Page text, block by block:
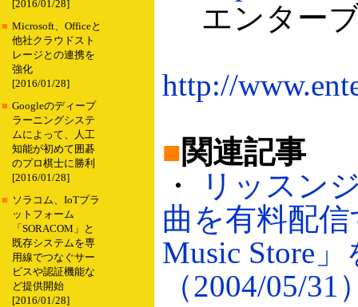
[2016/01/28]
■ Microsoft、Officeと
他社クラウドスト
レージとの連携を
強化
[2016/01/28]
■ Googleのディープ
ラーニングシステ
ムによって、人工
知能が初めて囲碁
のプロ棋士に勝利
[2016/01/28]
■ ソラコム、IoTプラ
ットフォーム
「SORACOM」と
既存システムを専
用線でつなぐサー
ビスや認証機能な
ど提供開始
[2016/01/28]
エンター
http://
■関連記事
・
リッスン
曲を有料配
Music Store
（2004/05/31